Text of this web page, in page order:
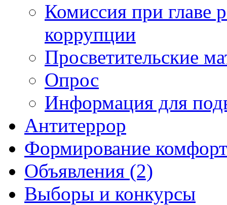
Комиссия при главе
коррупции
Просветительские
Опрос
Информация для
Антитеррор
Формирование
Объявления (2)
Выборы и конкурсы